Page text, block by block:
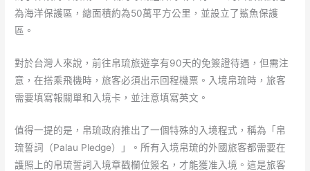
為海洋保護區，總面積約為50萬平方公里，並設立了鯊魚保護
區。
對於台灣人來說，前往帛琉旅遊享有90天的免簽證待遇，但需注
意，在搭乘飛機時，旅客必須出示回程機票。入境帛琉時，旅客
需要填寫報關單和入境卡，並注意填寫英文。
值得一提的是，帛琉政府推出了一個特殊的入境程式，稱為「帛
琉誓詞（Palau Pledge）」。所有入境帛琉的外國旅客都需要在
護照上的帛琉誓詞入境章戳欄位簽名，才能獲准入境。這是旅客